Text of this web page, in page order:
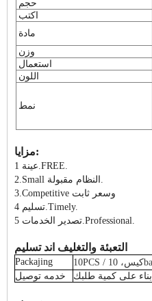
حجم
اكتب
مادة
وزن
استعمال
اللون
نمط
مزايا:
عينة 1.FREE.
2.Small النظام مقبولة.
3.Competitive وسعر ثابت
تسليم 4.Timely.
تصدير الخدمات 5.Professional.
Packajing
خدمه توصيل
بناء على كمية طلبك